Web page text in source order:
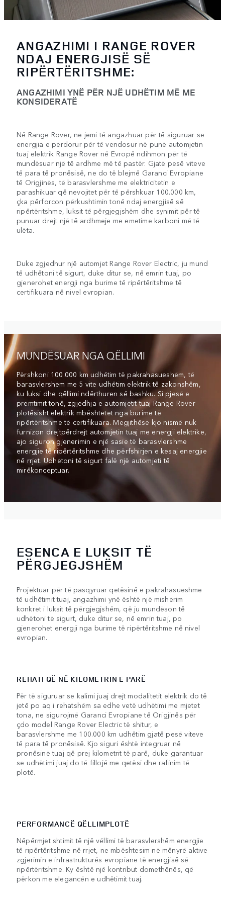
ANGAZHIMI I RANGE ROVER
NDAJ ENERGJISË SË
RIPËRTËRITSHME:
ANGAZHIMI YNË PËR NJË UDHËTIM MË ME
KONSIDERATË
Në Range Rover, ne jemi të angazhuar për të siguruar se
energjia e përdorur për të vendosur në punë automjetin
tuaj elektrik Range Rover në Evropë ndihmon për të
mundësuar një të ardhme më të pastër. Gjatë pesë viteve
të para të pronësisë, ne do të blejmë Garanci Evropiane
të Origjinës, të barasvlershme me elektricitetin e
parashikuar që nevojitet për të përshkuar 100.000 km,
çka përforcon përkushtimin tonë ndaj energjisë së
ripërtëritshme, luksit të përgjegjshëm dhe synimit për të
punuar drejt një të ardhmeje me emetime karboni më të
ulëta.
Duke zgjedhur një automjet Range Rover Electric, ju mund
të udhëtoni të sigurt, duke ditur se, në emrin tuaj, po
gjenerohet energji nga burime të ripërtëritshme të
certifikuara në nivel evropian.
MUNDËSUAR NGA QËLLIMI
Përshkoni 100.000 km udhëtim të pakrahasueshëm, të
barasvlershëm me 5 vite udhëtim elektrik të zakonshëm,
ku luksi dhe qëllimi ndërthuren së bashku. Si pjesë e
premtimit tonë, zgjedhja e automjetit tuaj Range Rover
plotësisht elektrik mbështetet nga burime të
ripërtëritshme të certifikuara. Megjithëse kjo nismë nuk
furnizon drejtpërdrejt automjetin tuaj me energji elektrike,
ajo siguron gjenerimin e një sasie të barasvlershme
energjie të ripërtëritshme dhe përfshirjen e kësaj energjie
në rrjet. Udhëtoni të sigurt falë një automjeti të
mirëkonceptuar.
ESENCA E LUKSIT TË
PËRGJEGJSHËM
Projektuar për të pasqyruar qetësinë e pakrahasueshme
të udhëtimit tuaj, angazhimi ynë është një mishërim
konkret i luksit të përgjegjshëm, që ju mundëson të
udhëtoni të sigurt, duke ditur se, në emrin tuaj, po
gjenerohet energji nga burime të ripërtëritshme në nivel
evropian.
REHATI QË NË KILOMETRIN E PARË
Për të siguruar se kalimi juaj drejt modalitetit elektrik do të
jetë po aq i rehatshëm sa edhe vetë udhëtimi me mjetet
tona, ne sigurojmë Garanci Evropiane të Origjinës për
çdo model Range Rover Electric të shitur, e
barasvlershme me 100.000 km udhëtim gjatë pesë viteve
të para të pronësisë. Kjo siguri është integruar në
pronësinë tuaj që prej kilometrit të parë, duke garantuar
se udhëtimi juaj do të fillojë me qetësi dhe rafinim të
plotë.
PERFORMANCË QËLLIMPLOTË
Nëpërmjet shtimit të një vëllimi të barasvlershëm energjie
të ripërtëritshme në rrjet, ne mbështesim në mënyrë aktive
zgjerimin e infrastrukturës evropiane të energjisë së
ripërtëritshme. Ky është një kontribut domethënës, që
përkon me elegancën e udhëtimit tuaj.